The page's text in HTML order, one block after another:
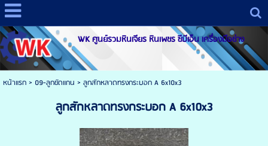
WK ศูนย์รวมหินเจียร หินเพชร ซีบีเอ็น เครื่องมือช่าง
หน้าแรก> 09-ลูกขัดแกน > ลูกสักหลาดทรงกระบอก A 6x10x3
ลูกสักหลาดทรงกระบอก A 6x10x3